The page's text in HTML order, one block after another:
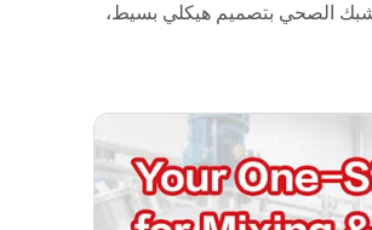
الصحي بتصميم هيكلي بسيط،